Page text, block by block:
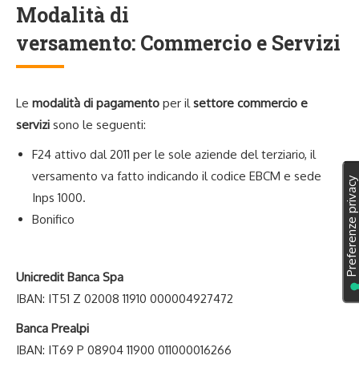
Modalità di
versamento: Commercio e Servizi
Le modalità di pagamento per il settore commercio e
servizi sono le seguenti:
F24 attivo dal 2011 per le sole aziende del terziario, il
versamento va fatto indicando il codice EBCM e sede
Inps 1000.
Bonifico
Unicredit Banca Spa
IBAN: IT51 Z 02008 11910 000004927472
Banca Prealpi
IBAN: IT69 P 08904 11900 011000016266